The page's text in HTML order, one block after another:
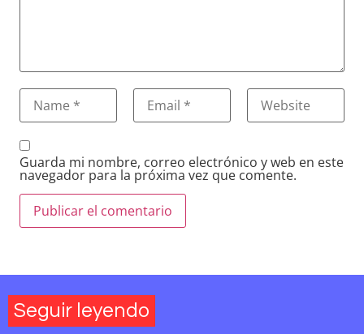
Guarda mi nombre, correo electrónico y web en este
navegador para la próxima vez que comente.
Seguir leyendo